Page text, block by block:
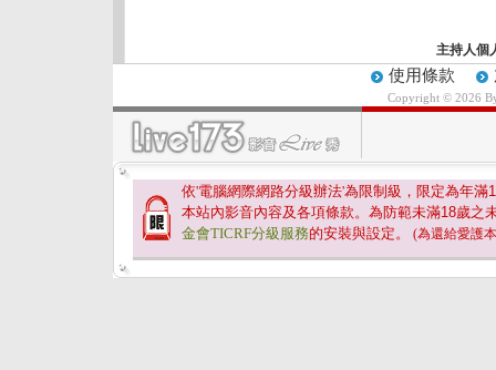
主持人個
使用條款
Copyright © 2026
依'電腦網際網路分級辦法'為限制級，限定為年滿
本站內影音內容及各項條款。為防範未滿18歲之
金會TICRF分級服務的安裝與設定。 (為還給愛護